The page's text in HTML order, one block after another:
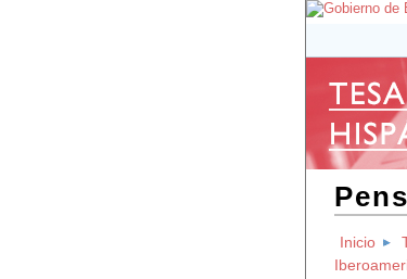
Inicio